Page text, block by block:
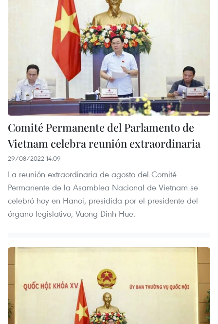
Comité Permanente del Parlamento de
Vietnam celebra reunión extraordinaria
29/08/2022 14:09
La reunión extraordinaria de agosto del Comité
Permanente de la Asamblea Nacional de Vietnam se
celebró hoy en Hanoi, presidida por el presidente del
órgano legislativo, Vuong Dinh Hue.